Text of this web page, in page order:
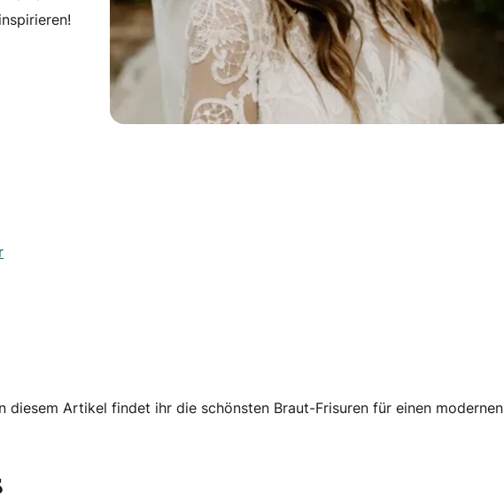
Artikel findet ihr die schönsten Braut-Frisuren für einen modernen